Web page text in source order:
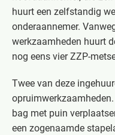
huurt een zelfstandig
onderaannemer.
werkzaamheden huurt
nog eens vier ZZP-
Twee van deze
bag met puin
een zogenaamde